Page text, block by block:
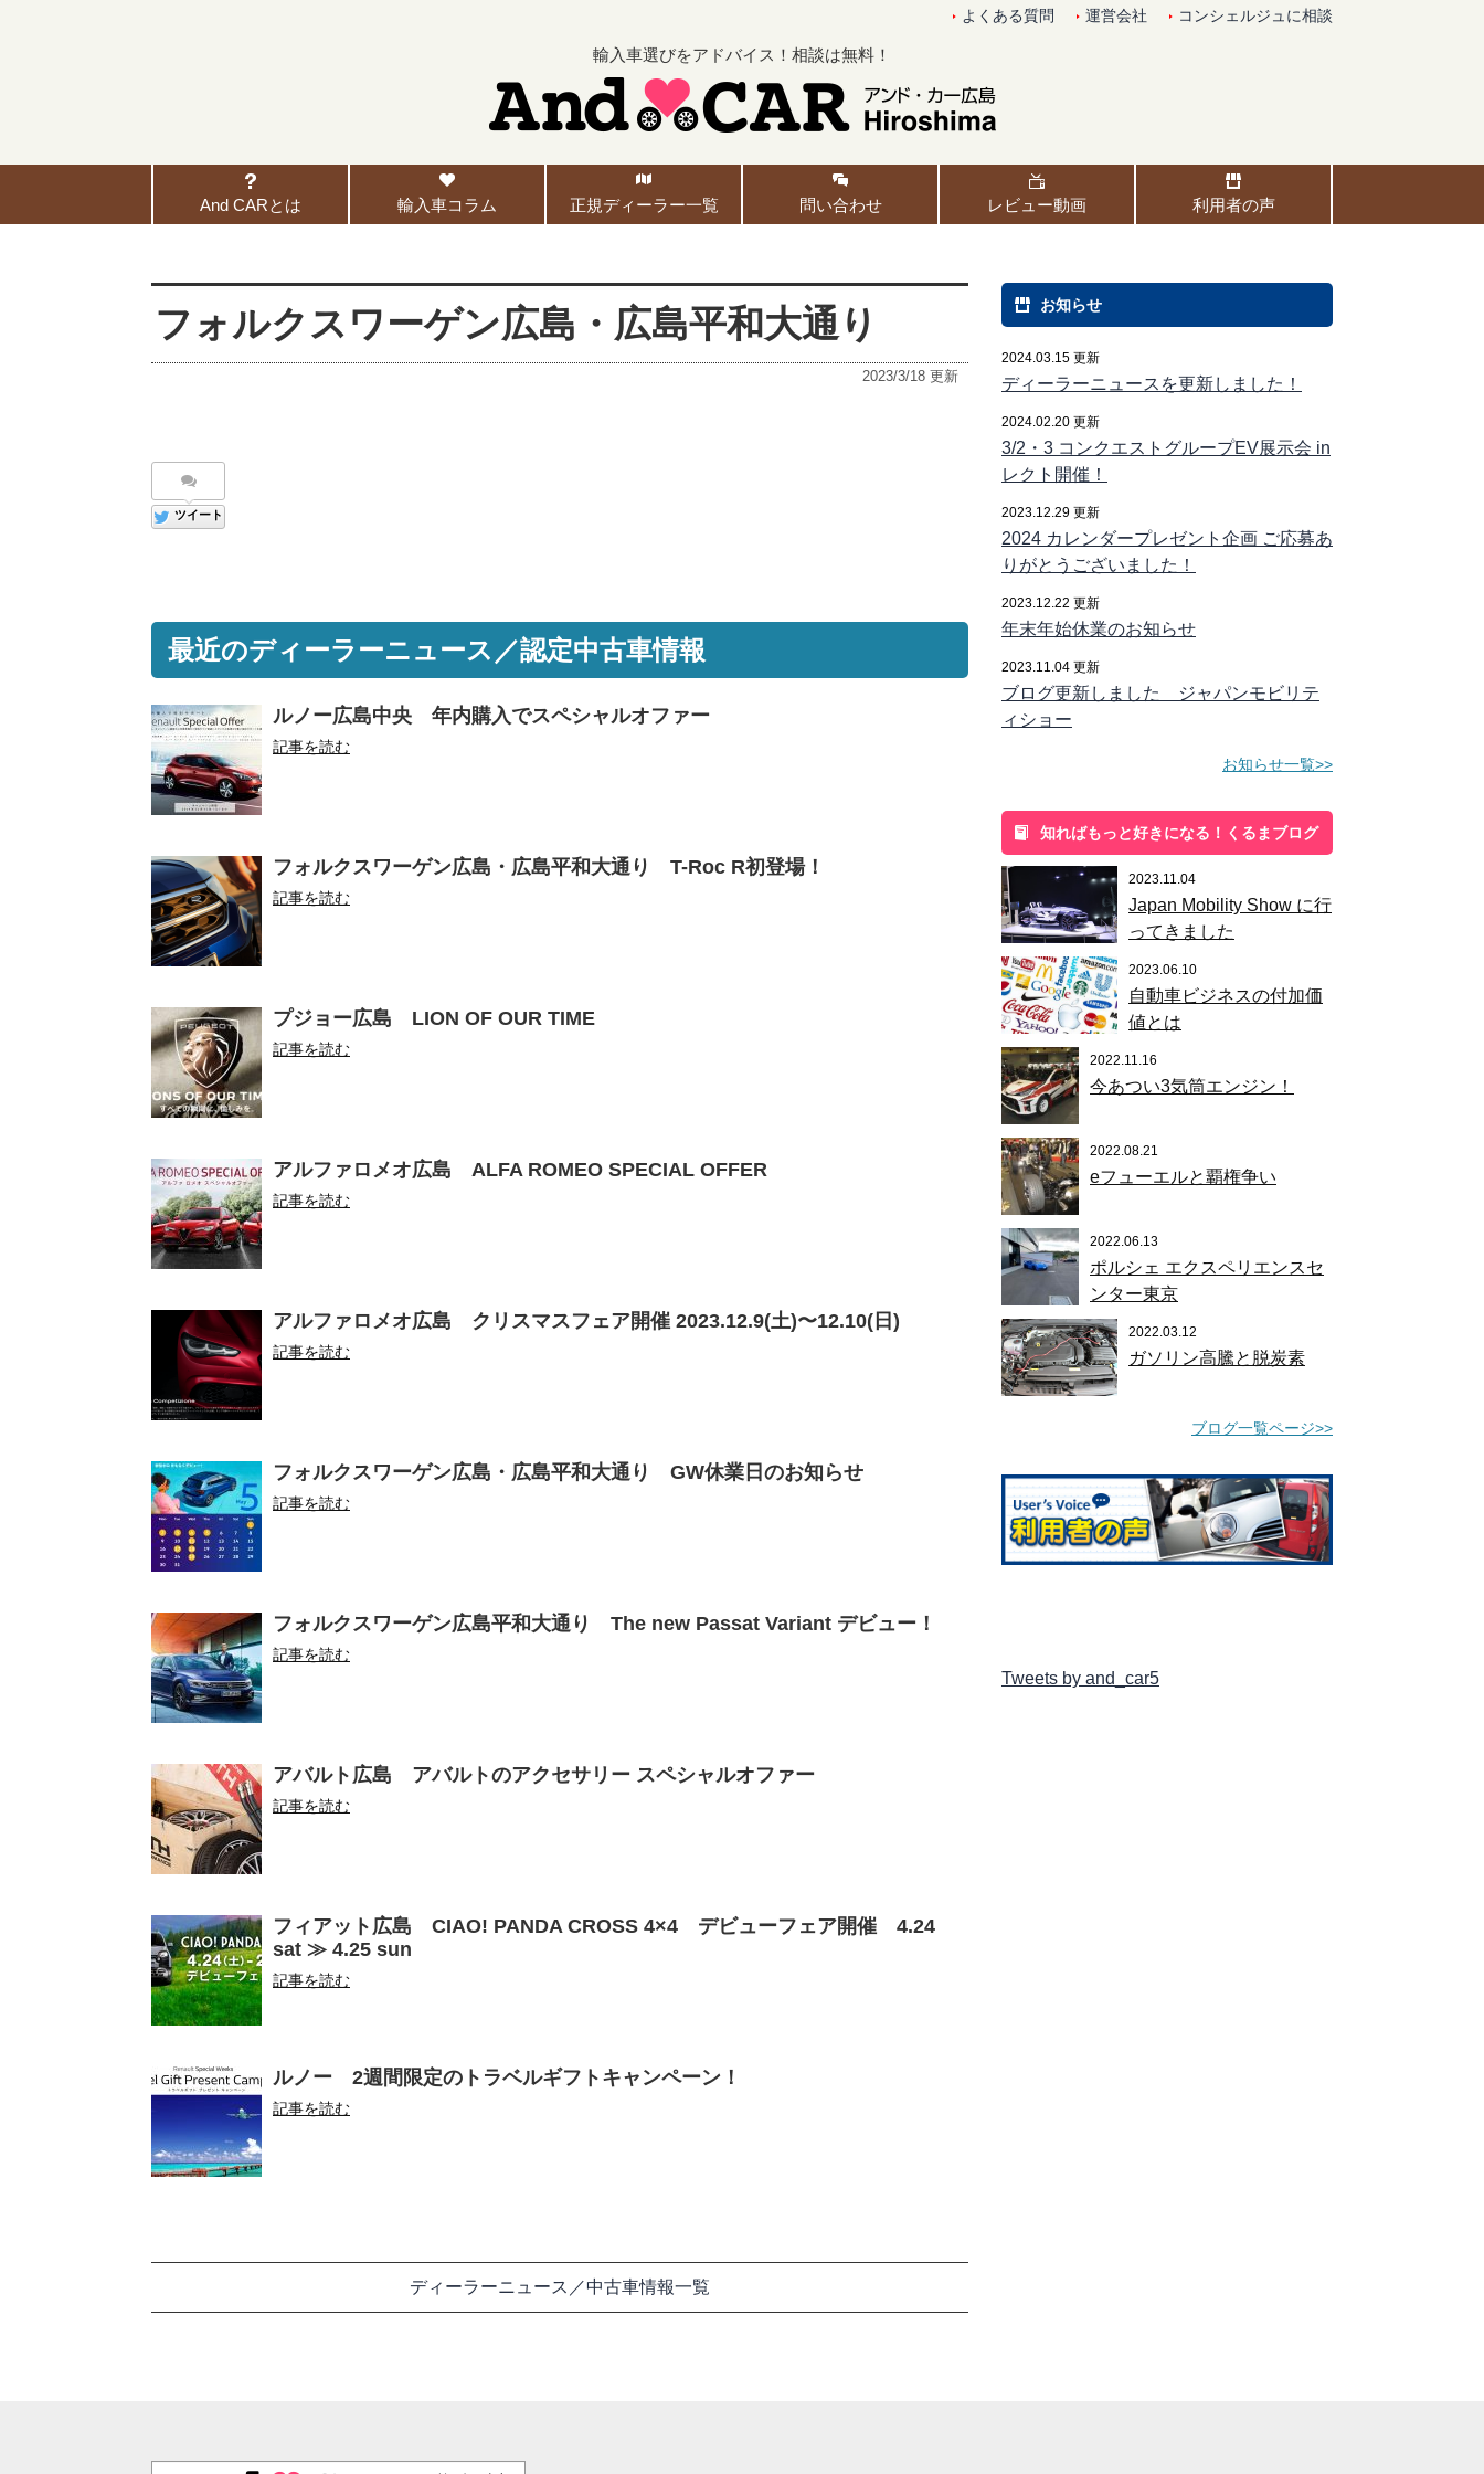
よくある質問 運営会社 コンシェルジュに相談
輸入車選びをアドバイス！相談は無料！
And CARとは 輸入車コラム 正規ディーラー一覧 問い合わせ レビュー動画 利用者の声
フォルクスワーゲン広島・広島平和大通り
2023/3/18 更新
ツイート
最近のディーラーニュース／認定中古車情報
ルノー広島中央 年内購入でスペシャルオファー
記事を読む
フォルクスワーゲン広島・広島平和大通り T-Roc R初登場！
記事を読む
プジョー広島 LION OF OUR TIME
記事を読む
アルファロメオ広島 ALFA ROMEO SPECIAL OFFER
記事を読む
アルファロメオ広島 クリスマスフェア開催 2023.12.9(土)〜12.10(日)
記事を読む
フォルクスワーゲン広島・広島平和大通り GW休業日のお知らせ
記事を読む
フォルクスワーゲン広島平和大通り The new Passat Variant デビュー！
記事を読む
アバルト広島 アバルトのアクセサリー スペシャルオファー
記事を読む
フィアット広島 CIAO! PANDA CROSS 4×4 デビューフェア開催 4.24
sat ≫ 4.25 sun
記事を読む
ルノー 2週間限定のトラベルギフトキャンペーン！
記事を読む
ディーラーニュース／中古車情報一覧
お知らせ
2024.03.15 更新
ディーラーニュースを更新しました！
2024.02.20 更新
3/2・3 コンクエストグループEV展示会 in
レクト開催！
2023.12.29 更新
2024 カレンダープレゼント企画 ご応募あ
りがとうございました！
2023.12.22 更新
年末年始休業のお知らせ
2023.11.04 更新
ブログ更新しました ジャパンモビリテ
ィショー
お知らせ一覧>>
知ればもっと好きになる！くるまブログ
2023.11.04
Japan Mobility Show に行
ってきました
2023.06.10
自動車ビジネスの付加価
値とは
2022.11.16
今あつい3気筒エンジン！
2022.08.21
eフューエルと覇権争い
2022.06.13
ポルシェ エクスペリエンスセ
ンター東京
2022.03.12
ガソリン高騰と脱炭素
ブログ一覧ページ>>
Tweets by and_car5